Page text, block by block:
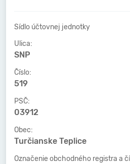
Sídlo účtovnej jednotky
Ulica:
SNP
Číslo:
519
PSČ:
03912
Obec:
Turčianske Teplice
Označenie obchodného registra a